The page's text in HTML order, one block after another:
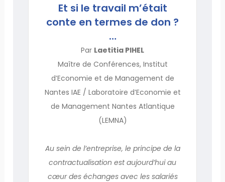
Et si le travail m’était
conte en termes de don ?
…
Par Laetitia PIHEL
Maître de Conférences, Institut
d’Economie et de Management de
Nantes IAE / Laboratoire d’Economie et
de Management Nantes Atlantique
(LEMNA)
Au sein de l’entreprise, le principe de la
contractualisation est aujourd’hui au
cœur des échanges avec les salariés